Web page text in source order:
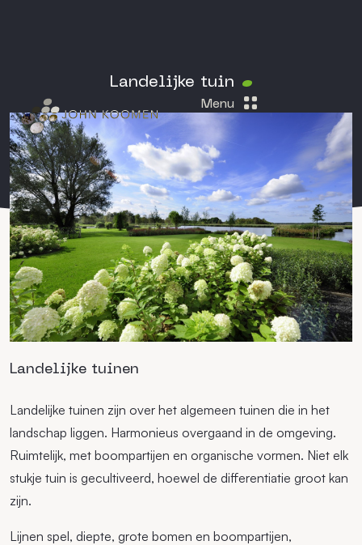
Menu
Landelijke tuin
Landelijke tuinen
Landelijke tuinen zijn over het algemeen tuinen die in het
landschap liggen. Harmonieus overgaand in de omgeving.
Ruimtelijk, met boompartijen en organische vormen. Niet elk
stukje tuin is gecultiveerd, hoewel de differentiatie groot kan
zijn.
Lijnen spel, diepte, grote bomen en boompartijen,